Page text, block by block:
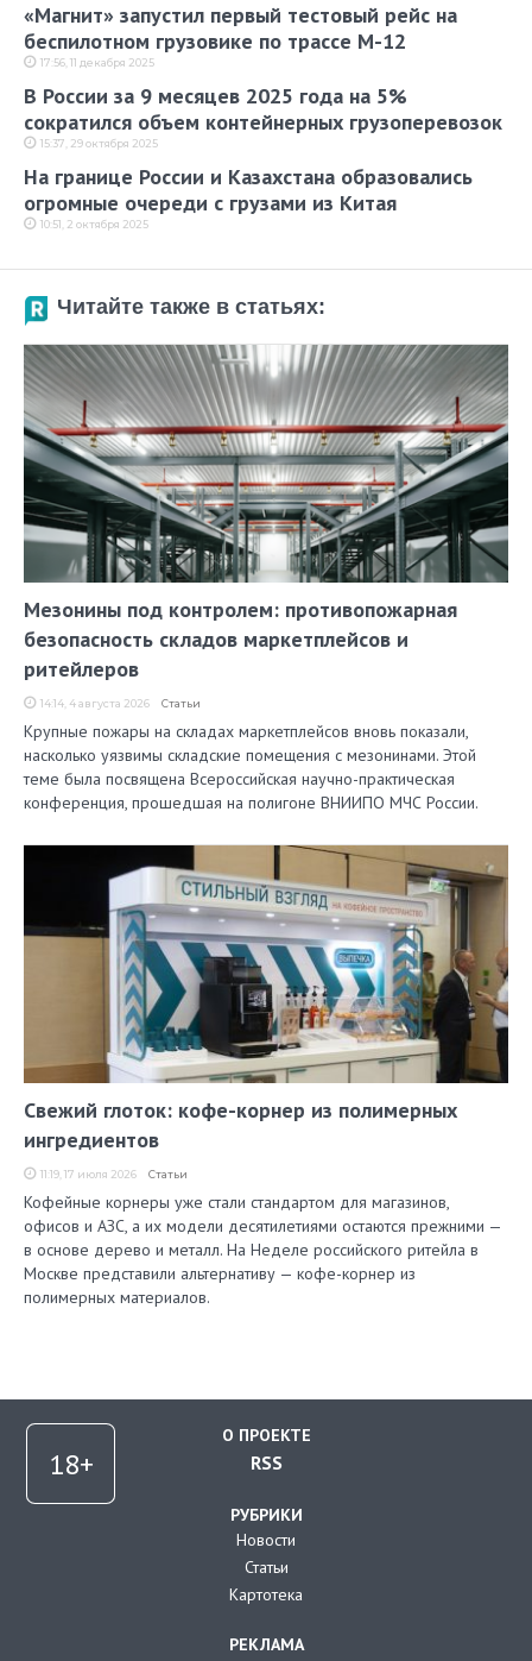
«Магнит» запустил первый тестовый рейс на
беспилотном грузовике по трассе М-12
17:56, 11 декабря 2025
В России за 9 месяцев 2025 года на 5%
сократился объем контейнерных грузоперевозок
15:37, 29 октября 2025
На границе России и Казахстана образовались
огромные очереди с грузами из Китая
10:51, 2 октября 2025
Читайте также в статьях:
Мезонины под контролем: противопожарная
безопасность складов маркетплейсов и
ритейлеров
14:14, 4 августа 2026 Статьи
Крупные пожары на складах маркетплейсов вновь показали,
насколько уязвимы складские помещения с мезонинами. Этой
теме была посвящена Всероссийская научно-практическая
конференция, прошедшая на полигоне ВНИИПО МЧС России.
Свежий глоток: кофе-корнер из полимерных
ингредиентов
11:19, 17 июля 2026 Статьи
Кофейные корнеры уже стали стандартом для магазинов,
офисов и АЗС, а их модели десятилетиями остаются прежними —
в основе дерево и металл. На Неделе российского ритейла в
Москве представили альтернативу — кофе-корнер из
полимерных материалов.
О ПРОЕКТЕ
RSS
РУБРИКИ
Новости
Статьи
Картотека
РЕКЛАМА